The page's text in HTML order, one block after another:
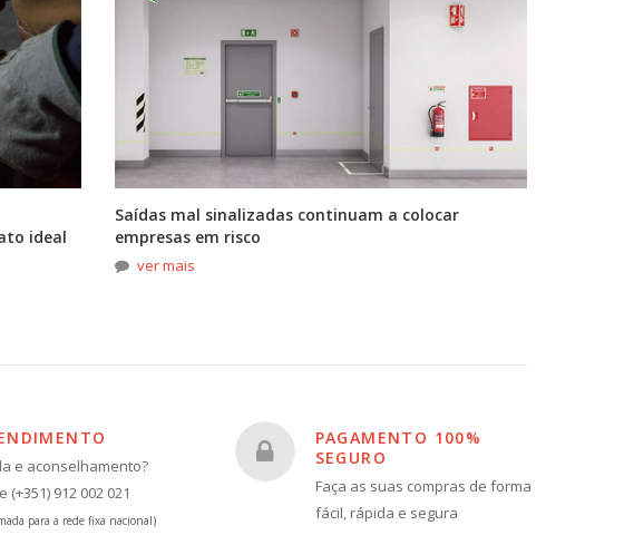
ideal
Saídas mal sinalizadas continuam a colocar
empresas em risco
ver mais
e aconselhamento?
(+351) 912 002 021
para a rede fixa nacional)
PAGAMENTO 100%
SEGURO
Faça as suas compras de forma
fácil, rápida e segura